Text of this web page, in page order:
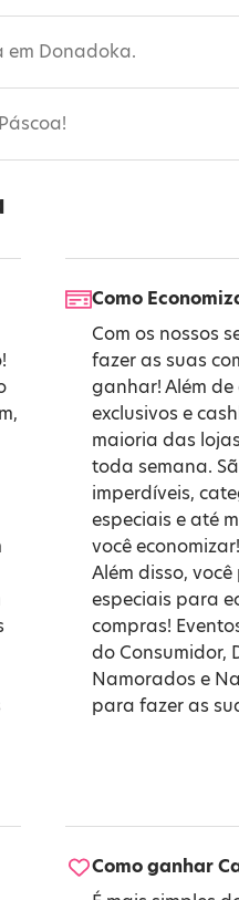
em Donadoka.
Como
Com os nossos
fazer as suas
ganhar! Além
exclusivos e
maioria das
toda semana.
imperdíveis,
especiais e até
você economizar!
Além disso,
especiais para
compras!
do Consumidor,
Namorados e
para fazer as
Como ganhar